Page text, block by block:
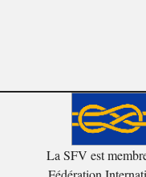
La SFV est